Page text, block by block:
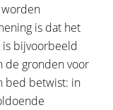
is dat het
is bijvoorbeeld
de gronden voor
bed betwist: in